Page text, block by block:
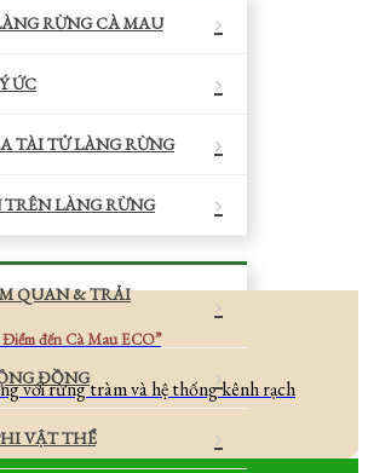
RỪNG CÀ MAU
ỨC
TÀI TỬ LÀNG RỪNG
LÀNG RỪNG
QUAN & TRẢI
ĐỒNG
VẬT THỂ
đến Cà Mau ECO”
với rừng tràm và hệ thống kênh rạch